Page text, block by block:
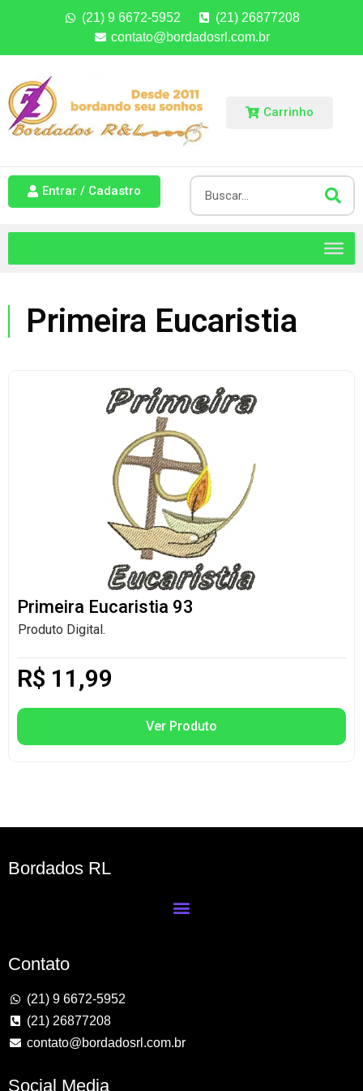
(21) 9 6672-5952
(21) 26877208
contato@bordadosrl.com.br
Carrinho
Entrar / Cadastro
Primeira Eucaristia
Primeira Eucaristia 93
Produto Digital.
R$ 11,99
Ver Produto
Bordados RL
Contato
(21) 9 6672-5952
(21) 26877208
contato@bordadosrl.com.br
Social Media